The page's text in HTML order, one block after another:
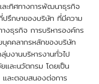
ละทิศทางการพัฒนาธุรกิจ
รึกษาของบริษัท ที่มีความ
งธุรกิจ การบริหารองค์กร
บุคคลากรหลักของบริษัท
งานบริหารงานทั่วไป
ละนวัตกรม โดยเป็น
ละตอบสนองต่อการ